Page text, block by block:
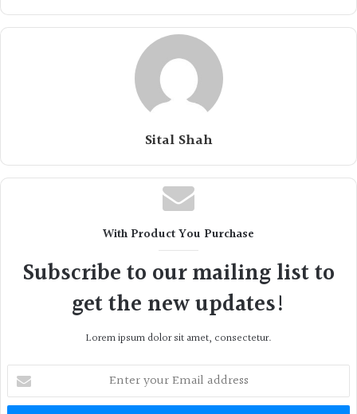
Sital Shah
With Product You Purchase
Subscribe to our mailing list to
get the new updates!
Lorem ipsum dolor sit amet, consectetur.
Enter
your
Email